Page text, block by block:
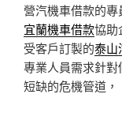
營汽機車借款的
宜蘭機車借款協助
受客戶訂製的泰山
專業人員需求針對
短缺的危機管道，